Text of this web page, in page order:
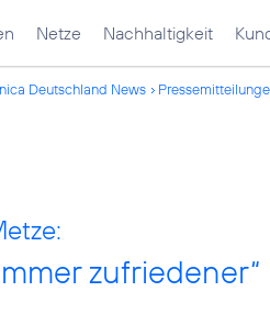
Netze Nachhaltigkeit
Deutschland News
zufriedener“